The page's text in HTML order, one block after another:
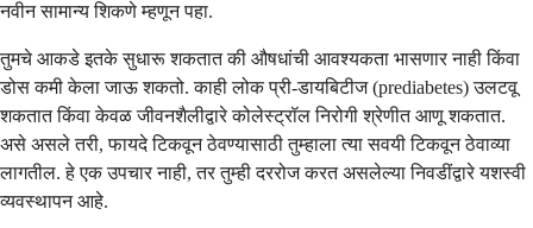
नवीन सामान्य शिकणे म्हणून पहा.
तुमचे आकडे इतके सुधारू शकतात की औषधांची आवश्यकता भासणार नाही किंवा
डोस कमी केला जाऊ शकतो. काही लोक प्री-डायबिटीज (prediabetes) उलटवू
शकतात किंवा केवळ जीवनशैलीद्वारे कोलेस्ट्रॉल निरोगी श्रेणीत आणू शकतात.
असे असले तरी, फायदे टिकवून ठेवण्यासाठी तुम्हाला त्या सवयी टिकवून ठेवाव्या
लागतील. हे एक उपचार नाही, तर तुम्ही दररोज करत असलेल्या निवडींद्वारे यशस्वी
व्यवस्थापन आहे.